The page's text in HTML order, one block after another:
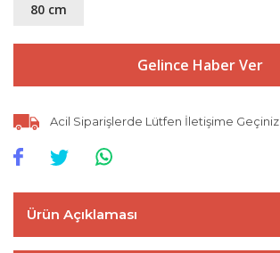
80 cm
Gelince Haber Ver
Acil Siparişlerde Lütfen İletişime Geçiniz
Ürün Açıklaması